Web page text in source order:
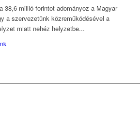
38,6 millió forintot adományoz a Magyar
a szervezetünk közreműködésével a
miatt nehéz helyzetbe...